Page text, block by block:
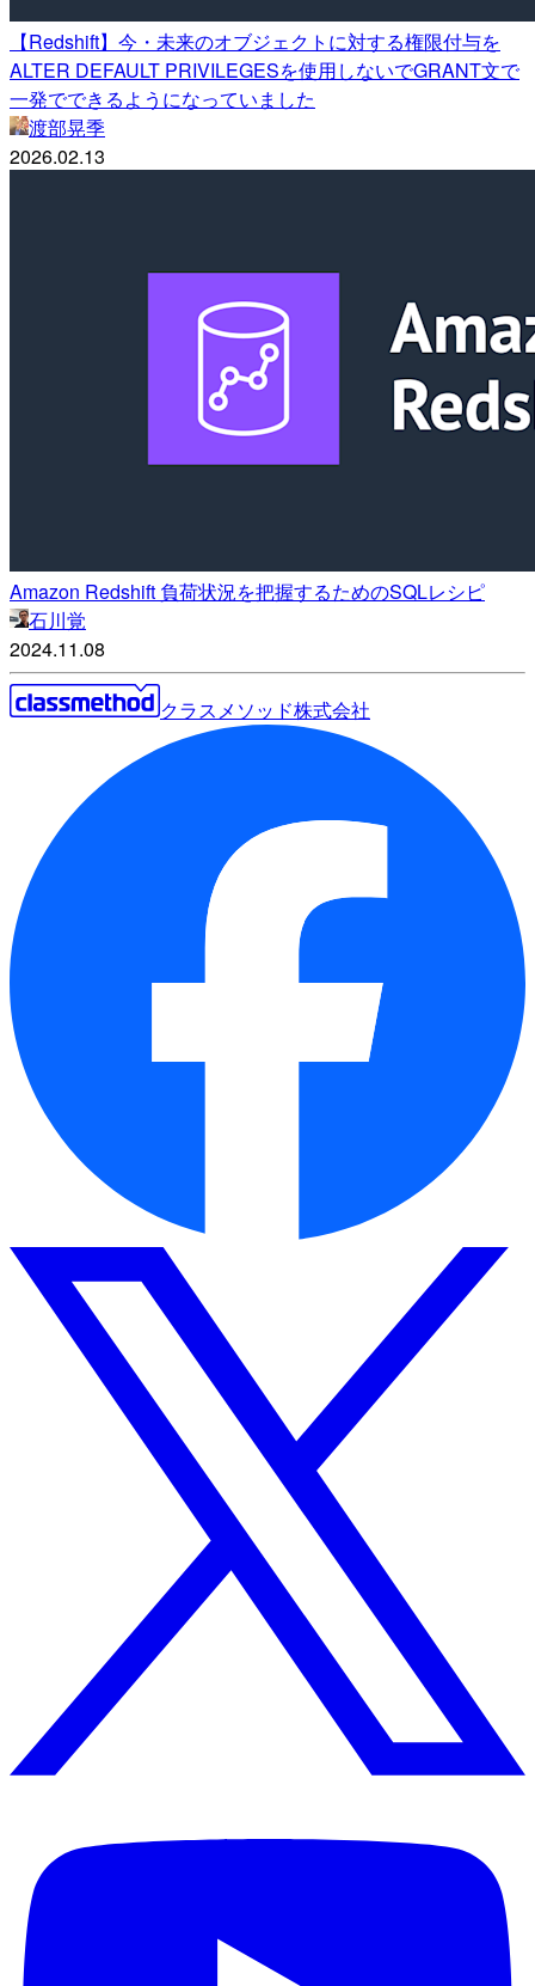
【Redshift】今・未来のオブジェクトに対する権限付与を
ALTER DEFAULT PRIVILEGESを使用しないでGRANT文で
一発でできるようになっていました
渡部晃季
2026.02.13
Amazon Redshift 負荷状況を把握するためのSQLレシピ
石川覚
2024.11.08
クラスメソッド株式会社